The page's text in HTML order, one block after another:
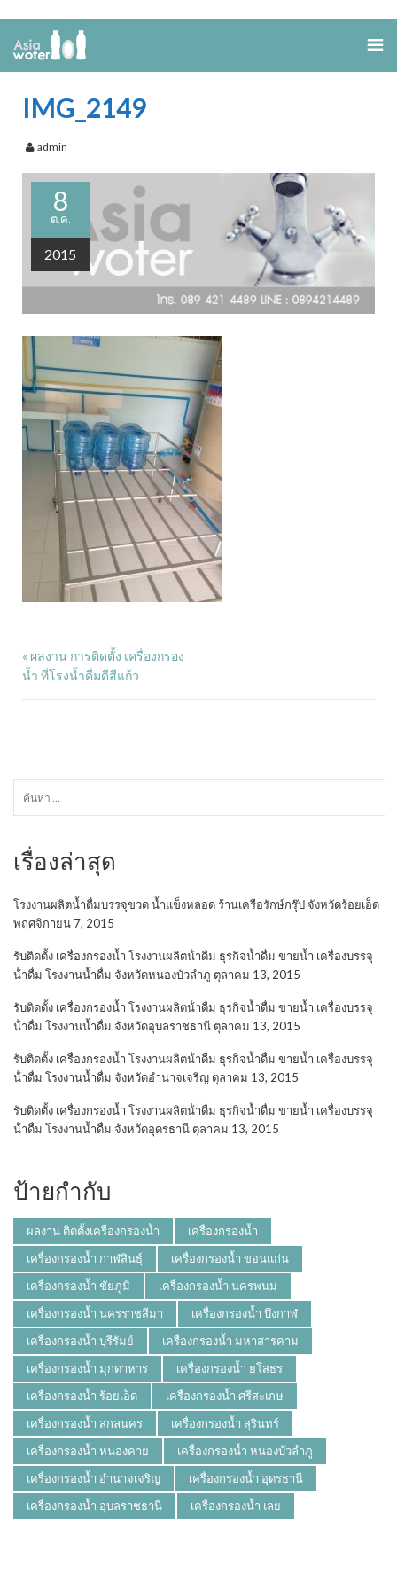
IMG_2149
admin
8
ต.ค.
2015
« ผลงาน การติดตั้ง เครื่องกรอง
น้ำ ที่โรงน้ำดื่มดีสีแก้ว
เรื่องล่าสุด
โรงงานผลิตน้ำดื่มบรรจุขวด น้ำแข็งหลอด ร้านเครือรักษ์กรุ๊ป จังหวัดร้อยเอ็ด
พฤศจิกายน 7, 2015
รับติดตั้ง เครื่องกรองน้ำ โรงงานผลิตน้ําดื่ม ธุรกิจน้ำดื่ม ขายน้ำ เครื่องบรรจุ
น้ําดื่ม โรงงานน้ำดื่ม จังหวัดหนองบัวลำภู ตุลาคม 13, 2015
รับติดตั้ง เครื่องกรองน้ำ โรงงานผลิตน้ําดื่ม ธุรกิจน้ำดื่ม ขายน้ำ เครื่องบรรจุ
น้ําดื่ม โรงงานน้ำดื่ม จังหวัดอุบลราชธานี ตุลาคม 13, 2015
รับติดตั้ง เครื่องกรองน้ำ โรงงานผลิตน้ําดื่ม ธุรกิจน้ำดื่ม ขายน้ำ เครื่องบรรจุ
น้ําดื่ม โรงงานน้ำดื่ม จังหวัดอำนาจเจริญ ตุลาคม 13, 2015
รับติดตั้ง เครื่องกรองน้ำ โรงงานผลิตน้ําดื่ม ธุรกิจน้ำดื่ม ขายน้ำ เครื่องบรรจุ
น้ําดื่ม โรงงานน้ำดื่ม จังหวัดอุดรธานี ตุลาคม 13, 2015
ป้ายกำกับ
ผลงาน ติดตั้งเครื่องกรองน้ำ
เครื่องกรองน้ำ
เครื่องกรองน้ำ กาฬสินธุ์
เครื่องกรองน้ำ ขอนแก่น
เครื่องกรองน้ำ ชัยภูมิ
เครื่องกรองน้ำ นครพนม
เครื่องกรองน้ำ นครราชสีมา
เครื่องกรองน้ำ บึงกาฬ
เครื่องกรองน้ำ บุรีรัมย์
เครื่องกรองน้ำ มหาสารคาม
เครื่องกรองน้ำ มุกดาหาร
เครื่องกรองน้ำ ยโสธร
เครื่องกรองน้ำ ร้อยเอ็ด
เครื่องกรองน้ำ ศรีสะเกษ
เครื่องกรองน้ำ สกลนคร
เครื่องกรองน้ำ สุรินทร์
เครื่องกรองน้ำ หนองคาย
เครื่องกรองน้ำ หนองบัวลำภู
เครื่องกรองน้ำ อำนาจเจริญ
เครื่องกรองน้ำ อุดรธานี
เครื่องกรองน้ำ อุบลราชธานี
เครื่องกรองน้ำ เลย